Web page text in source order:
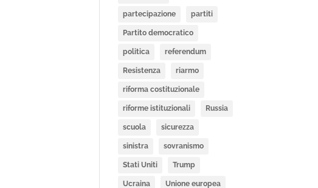
partecipazione partiti
Partito democratico
politica referendum
Resistenza riarmo
riforma costituzionale
riforme istituzionali Russia
scuola sicurezza
sinistra sovranismo
Stati Uniti Trump
Ucraina Unione europea